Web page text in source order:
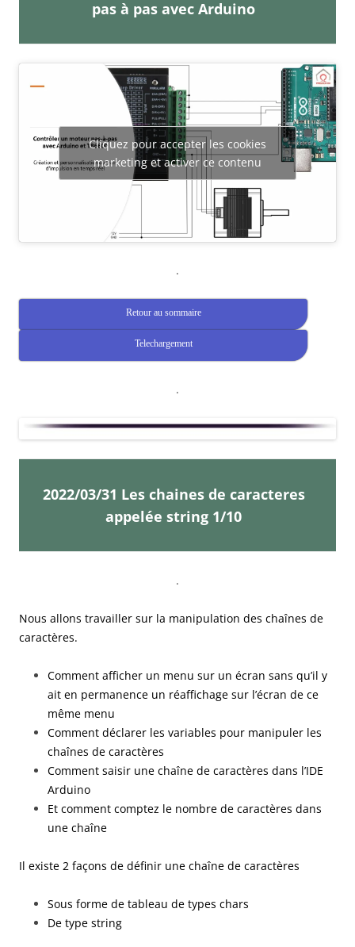
pas à pas avec Arduino
Cliquez pour accepter les cookies
marketing et activer ce contenu
.
Retour au sommaire
Telechargement
.
2022/03/31 Les chaines de caracteres
appelée string 1/10
.
Nous allons travailler sur la manipulation des chaînes de
caractères.
Comment afficher un menu sur un écran sans qu’il y
ait en permanence un réaffichage sur l’écran de ce
même menu
Comment déclarer les variables pour manipuler les
chaînes de caractères
Comment saisir une chaîne de caractères dans l’IDE
Arduino
Et comment comptez le nombre de caractères dans
une chaîne
Il existe 2 façons de définir une chaîne de caractères
Sous forme de tableau de types chars
De type string